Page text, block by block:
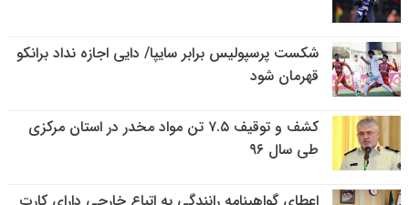
شکست پرسپولیس برابر سایپا/ دایی اجازه نداد برانکو
قهرمان شود
کشف و توقیف ۷.۵ تن مواد مخدر در استان مرکزی
طی سال ۹۶
اعطای گواهینامه رانندگی به اتباع خارجی دارای کارت